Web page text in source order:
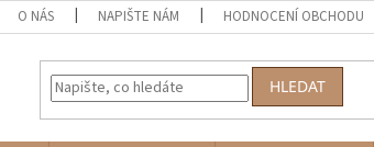
O NÁS NAPIŠTE NÁM HODNOCENÍ OBCHODU
HLEDAT